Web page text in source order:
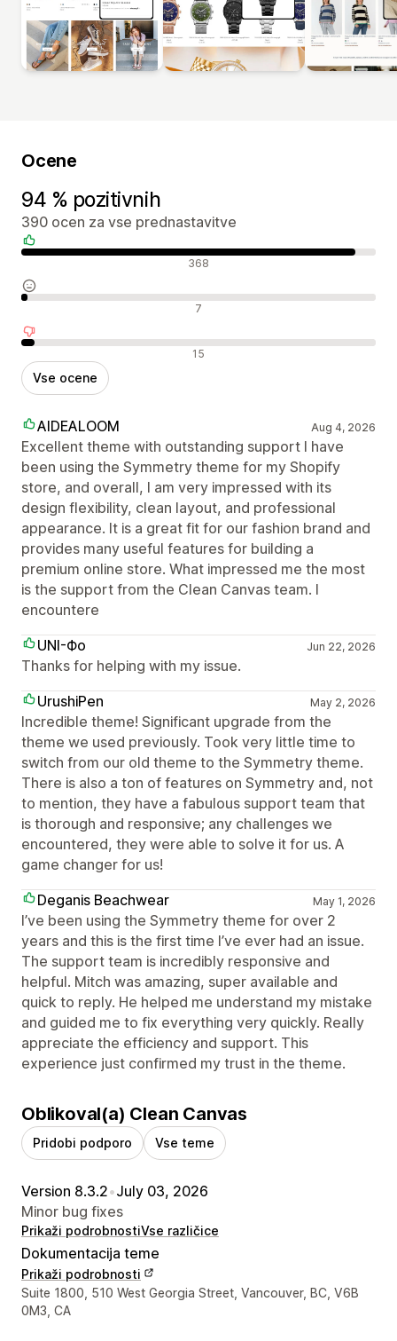
Ocene
94 % pozitivnih
390 ocen za vse prednastavitve
Pozitivne ocene 368
Nevtralne ocene 7
Negativne ocene 15
Vse ocene
AIDEALOOM Aug 4, 2026
Excellent theme with outstanding support I have
been using the Symmetry theme for my Shopify
store, and overall, I am very impressed with its
design flexibility, clean layout, and professional
appearance. It is a great fit for our fashion brand and
provides many useful features for building a
premium online store. What impressed me the most
is the support from the Clean Canvas team. I
encountere
UNI-Фо
Jun 22, 2026
Thanks for helping with my issue.
UrushiPen
May 2, 2026
Incredible theme! Significant upgrade from the
theme we used previously. Took very little time to
switch from our old theme to the Symmetry theme.
There is also a ton of features on Symmetry and, not
to mention, they have a fabulous support team that
is thorough and responsive; any challenges we
encountered, they were able to solve it for us. A
game changer for us!
Deganis Beachwear
May 1, 2026
I’ve been using the Symmetry theme for over 2
years and this is the first time I’ve ever had an issue.
The support team is incredibly responsive and
helpful. Mitch was amazing, super available and
quick to reply. He helped me understand my mistake
and guided me to fix everything very quickly. Really
appreciate the efficiency and support. This
experience just confirmed my trust in the theme.
Oblikoval(a) Clean Canvas
Pridobi podporo Vse teme
Version 8.3.2•July 03, 2026
Minor bug fixes
Prikaži podrobnostiVse različice
Dokumentacija teme
Prikaži podrobnosti
Podatki za stik z oblikovalcem
Suite 1800, 510 West Georgia Street, Vancouver, BC, V6B
0M3, CA